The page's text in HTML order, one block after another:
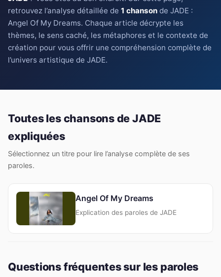
retrouvez l’analyse détaillée de 1 chanson de JADE :
Angel Of My Dreams. Chaque article décrypte les
thèmes, le sens caché, les métaphores et le contexte de
création pour vous offrir une compréhension complète de
l’univers artistique de JADE.
Toutes les chansons de JADE
expliquées
Sélectionnez un titre pour lire l’analyse complète de ses
paroles.
Angel Of My Dreams
Explication des paroles de JADE
Questions fréquentes sur les paroles